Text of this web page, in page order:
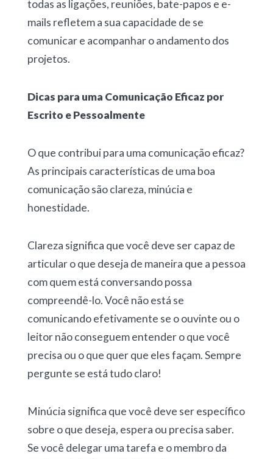
todas as ligações, reuniões, bate-papos e e-
mails refletem a sua capacidade de se
comunicar e acompanhar o andamento dos
projetos.
Dicas para uma Comunicação Eficaz por
Escrito e Pessoalmente
O que contribui para uma comunicação eficaz?
As principais características de uma boa
comunicação são clareza, minúcia e
honestidade.
Clareza significa que você deve ser capaz de
articular o que deseja de maneira que a pessoa
com quem está conversando possa
compreendê-lo. Você não está se
comunicando efetivamente se o ouvinte ou o
leitor não conseguem entender o que você
precisa ou o que quer que eles façam. Sempre
pergunte se está tudo claro!
Minúcia significa que você deve ser específico
sobre o que deseja, espera ou precisa saber.
Se você delegar uma tarefa e o membro da